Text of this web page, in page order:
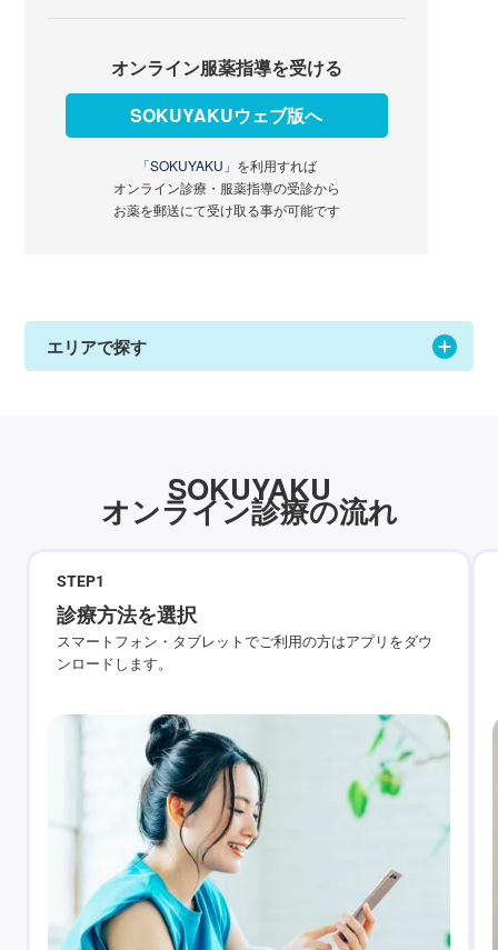
オンライン服薬指導を受ける
SOKUYAKUウェブ版へ
「SOKUYAKU」 を利用すれば
オンライン診療・服薬指導の受診から
お薬を郵送にて受け取る事が可能です
エリアで探す
SOKUYAKU
オンライン診療の流れ
STEP1
診療方法を選択
スマートフォン・タブレットでご利用の方はアプリをダウ
ンロードします。